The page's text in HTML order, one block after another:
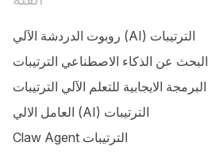
روبوت الدردشة الآلي (AI) الترتيبات
البحث عن الذكاء الاصطناعي الترتيبات
البرمجة الايجابية للتعلم الآلي الترتيبات
العامل الالي (AI) الترتيبات
Claw Agent الترتيبات